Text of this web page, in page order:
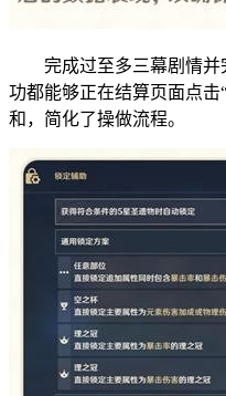
完成过至多三幕剧情并
功都能够正在结算页面点
和，简化了操做流程。